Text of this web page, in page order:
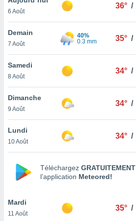
et
»,
au
vous
qu'ils
ou
le
ainsi
un
la
du
6 Août
36° /
Demain
7 Août
40%
0.3 mm
35° /
Samedi
8 Août
34° /
Dimanche
9 Août
34° /
Lundi
10 Août
34° /
Téléchargez GRATUITEMENT
l’application Meteored!
Mardi
11 Août
35° /